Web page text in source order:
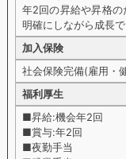
年2回の昇給や昇格
明確にしながら成長
加入保険
社会保険完備(雇用・
福利厚生
■昇給:機会年2回
■賞与:年2回
■夜勤手当